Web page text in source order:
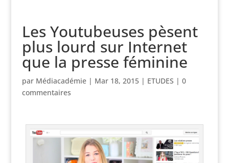
Les Youtubeuses pèsent
plus lourd sur Internet
que la presse féminine
par Médiacadémie| Mar 18, 2015| ETUDES | 0
commentaires